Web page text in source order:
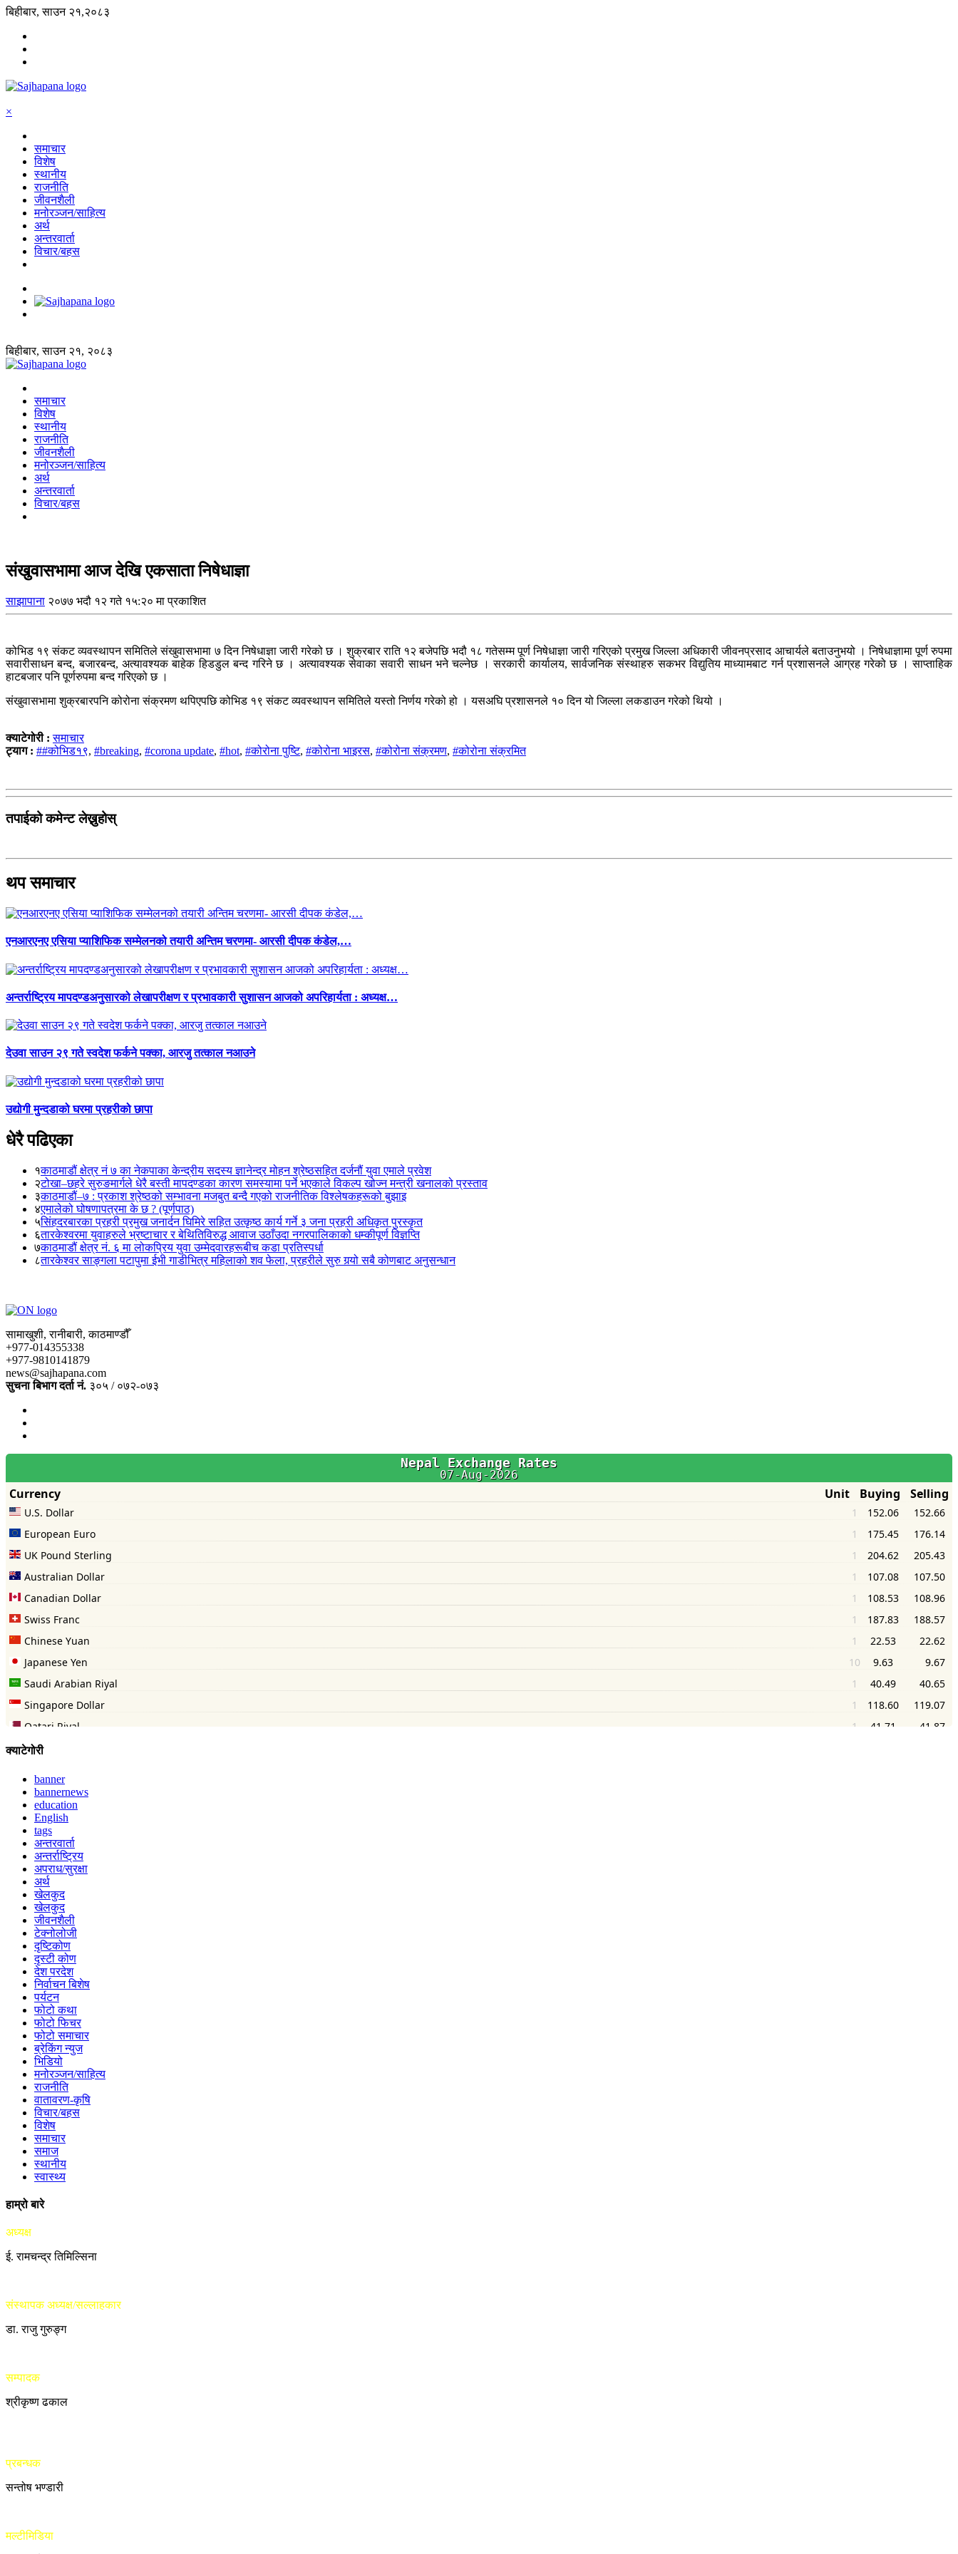
बिहीबार, साउन २१,२०८३
×
समाचार
विशेष
स्थानीय
राजनीति
जीवनशैली
मनोरञ्जन/साहित्य
अर्थ
अन्तरवार्ता
विचार/बहस
बिहीबार, साउन २१, २०८३
समाचार
विशेष
स्थानीय
राजनीति
जीवनशैली
मनोरञ्जन/साहित्य
अर्थ
अन्तरवार्ता
विचार/बहस
संखुवासभामा आज देखि एकसाता निषेधाज्ञा
साझापाना २०७७ भदौ १२ गते १५:२० मा प्रकाशित
कोभिड १९ संकट व्यवस्थापन समितिले संखुवासभामा ७ दिन निषेधाज्ञा जारी गरेको छ । शुक्रबार राति १२ बजेपछि भदौ १८ गतेसम्म पूर्ण निषेधाज्ञा जारी गरिएको प्रमुख जिल्ला अधिकारी जीवनप्रसाद आचार्यले बताउनुभयो । निषेधाज्ञामा पूर्ण रुपमा
सवारीसाधन बन्द, बजारबन्द, अत्यावश्यक बाहेक हिडडुल बन्द गरिने छ । अत्यावश्यक सेवाका सवारी साधन भने चल्नेछ । सरकारी कार्यालय, सार्वजनिक संस्थाहरु सकभर विद्युतिय माध्यामबाट गर्न प्रशासनले आग्रह गरेको छ । साप्ताहिक
हाटबजार पनि पूर्णरुपमा बन्द गरिएको छ ।
संखुवासभामा शुक्रबारपनि कोरोना संक्रमण थपिएपछि कोभिड १९ संकट व्यवस्थापन समितिले यस्तो निर्णय गरेको हो । यसअघि प्रशासनले १० दिन यो जिल्ला लकडाउन गरेको थियो ।
क्याटेगोरी :समाचार
ट्याग : ##कोभिड१९, #breaking, #corona update, #hot, #कोरोना पुष्टि, #कोरोना भाइरस, #कोरोना संक्रमण, #कोरोना संक्रमित
तपाईको कमेन्ट लेख्नुहोस्
थप समाचार
एनआरएनए एसिया प्याशिफिक सम्मेलनको तयारी अन्तिम चरणमा- आरसी दीपक कंडेल,…
अन्तर्राष्ट्रिय मापदण्डअनुसारको लेखापरीक्षण र प्रभावकारी सुशासन आजको अपरिहार्यता : अध्यक्ष…
देउवा साउन २९ गते स्वदेश फर्कने पक्का, आरजु तत्काल नआउने
उद्योगी मुन्दडाको घरमा प्रहरीको छापा
धेरै पढिएका
१काठमाडौं क्षेत्र नं ७ का नेकपाका केन्द्रीय सदस्य ज्ञानेन्द्र मोहन श्रेष्ठसहित दर्जनौं युवा एमाले प्रवेश
२टोखा–छहरे सुरुङमार्गले धेरै बस्ती मापदण्डका कारण समस्यामा पर्ने भएकाले विकल्प खोज्न मन्त्री खनालको प्रस्ताव
३काठमाडौं–७ : प्रकाश श्रेष्ठको सम्भावना मजबुत बन्दै गएको राजनीतिक विश्लेषकहरूको बुझाइ
४एमालेको घोषणापत्रमा के छ ? (पूर्णपाठ)
५सिंहदरबारका प्रहरी प्रमुख जनार्दन घिमिरे सहित उत्कृष्ठ कार्य गर्ने ३ जना प्रहरी अधिकृत पुरस्कृत
६तारकेश्वरमा युवाहरुले भ्रष्टाचार र बेथितिविरुद्ध आवाज उठाँउदा नगरपालिकाको धम्कीपूर्ण विज्ञप्ति
७काठमाडौं क्षेत्र नं. ६ मा लोकप्रिय युवा उम्मेदवारहरूबीच कडा प्रतिस्पर्धा
८तारकेश्वर साङ्गला पटापुमा ईभी गाडीभित्र महिलाको शव फेला, प्रहरीले सुरु गर्‍यो सबै कोणबाट अनुसन्धान
सामाखुशी, रानीबारी, काठमाण्डौँ
+977-014355338
+977-9810141879
news@sajhapana.com
सुचना बिभाग दर्ता नं. ३०५ / ०७२-०७३
क्याटेगोरी
banner
bannernews
education
English
tags
अन्तरवार्ता
अन्तर्राष्ट्रिय
अपराध/सुरक्षा
अर्थ
खेलकुद
खेलकुद
जीवनशैली
टेक्नोलोजी
दृष्टिकोण
दृस्टी कोण
देश परदेश
निर्वाचन बिशेष
पर्यटन
फोटो कथा
फोटो फिचर
फोटो समाचार
ब्रेकिंग न्युज
भिडियो
मनोरञ्जन/साहित्य
राजनीति
वातावरण-कृषि
विचार/बहस
विशेष
समाचार
समाज
स्थानीय
स्वास्थ्य
हाम्रो बारे
अध्यक्ष
ई. रामचन्द्र तिमिल्सिना
संस्थापक अध्यक्ष/सल्लाहकार
डा. राजु गुरुङ्ग
सम्पादक
श्रीकृष्ण ढकाल
प्रबन्धक
सन्तोष भण्डारी
मल्टीमिडिया